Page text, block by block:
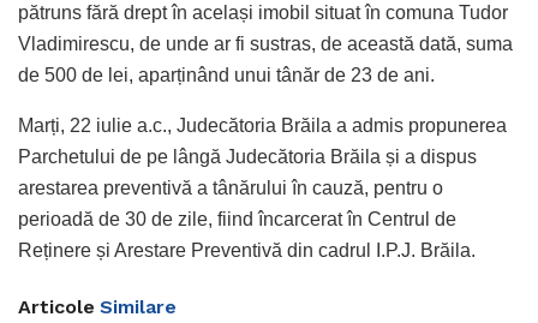
pătruns fără drept în același imobil situat în comuna Tudor
Vladimirescu, de unde ar fi sustras, de această dată, suma
de 500 de lei, aparținând unui tânăr de 23 de ani.
Marți, 22 iulie a.c., Judecătoria Brăila a admis propunerea
Parchetului de pe lângă Judecătoria Brăila și a dispus
arestarea preventivă a tânărului în cauză, pentru o
perioadă de 30 de zile, fiind încarcerat în Centrul de
Reținere și Arestare Preventivă din cadrul I.P.J. Brăila.
Articole Similare